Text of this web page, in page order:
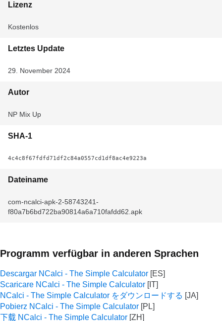
Lizenz
Kostenlos
Letztes Update
29. November 2024
Autor
NP Mix Up
SHA-1
4c4c8f67fdfd71df2c84a0557cd1df8ac4e9223a
Dateiname
com-ncalci-apk-2-58743241-
f80a7b6bd722ba90814a6a710fafdd62.apk
Programm verfügbar in anderen Sprachen
Descargar NCalci - The Simple Calculator
Scaricare NCalci - The Simple Calculator
NCalci - The Simple Calculator をダウンロードする
Pobierz NCalci - The Simple Calculator
下载 NCalci - The Simple Calculator